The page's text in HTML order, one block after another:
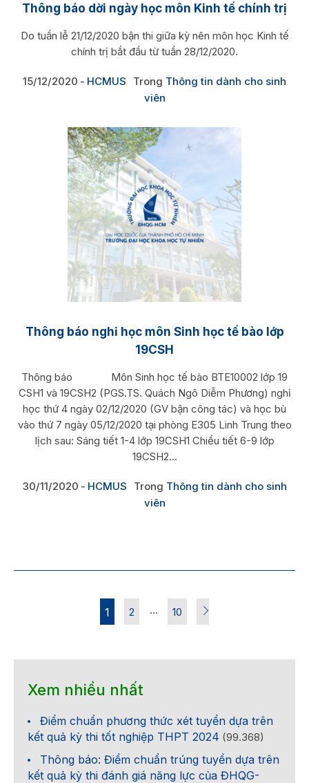
Thông báo dời ngày học môn Kinh tế chính trị
Do tuần lễ 21/12/2020 bận thi giữa kỳ nên môn học Kinh tế
chính trị bắt đầu từ tuần 28/12/2020.
15/12/2020 HCMUS Trong Thông tin dành cho sinh
viên
Thông báo nghỉ học môn Sinh học tế bào lớp
19CSH
Thông báo Môn Sinh học tế bào BTE10002 lớp 19
CSH1 và 19CSH2 (PGS.TS. Quách Ngô Diễm Phương) nghỉ
học thứ 4 ngày 02/12/2020 (GV bận công tác) và học bù
vào thứ 7 ngày 05/12/2020 tại phòng E305 Linh Trung theo
lịch sau: Sáng tiết 1-4 lớp 19CSH1 Chiều tiết 6-9 lớp
19CSH2...
30/11/2020 HCMUS Trong Thông tin dành cho sinh
viên
1 2 … 10
Xem nhiều nhất
Điểm chuẩn phương thức xét tuyển dựa trên
kết quả kỳ thi tốt nghiệp THPT 2024 (99.368)
Thông báo: Điểm chuẩn trúng tuyển dựa trên
kết quả kỳ thi đánh giá năng lực của ĐHQG-